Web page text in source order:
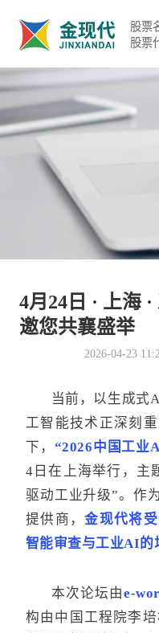
股票
股票
4月24日 · 上海
邀您共襄盛举
2026-04-23
当前，以生成式
工智能技术正深刻
下， “2026中国工业
4日在上海举行，主
驱动工业升级”。作
提供商，金现代将
智能审查与工业AI的
本次论坛由e-
构由中国工程院李